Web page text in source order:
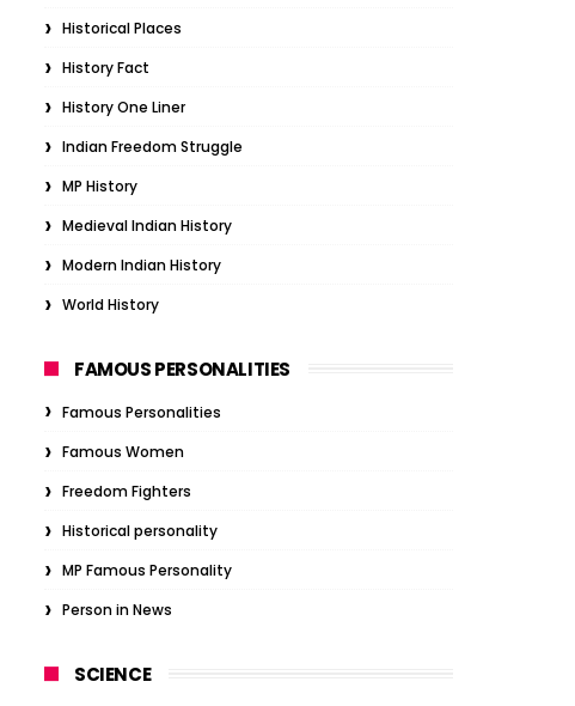
Historical Places
History Fact
History One Liner
Indian Freedom Struggle
MP History
Medieval Indian History
Modern Indian History
World History
FAMOUS PERSONALITIES
Famous Personalities
Famous Women
Freedom Fighters
Historical personality
MP Famous Personality
Person in News
SCIENCE